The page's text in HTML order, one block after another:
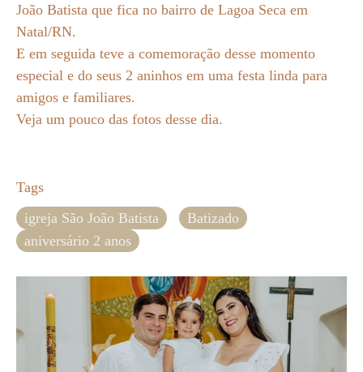
João Batista que fica no bairro de Lagoa Seca em
Natal/RN.
E em seguida teve a comemoração desse momento
especial e do seus 2 aninhos em uma festa linda para
amigos e familiares.
Veja um pouco das fotos desse dia.
Tags
igreja São João Batista
Batizado
aniversário 2 anos